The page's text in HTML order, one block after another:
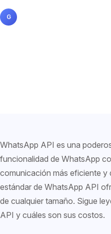
G
WhatsApp API es una
funcionalidad de WhatsApp
comunicación más eficiente y
estándar de WhatsApp API
de cualquier tamaño. Sigue
API y cuáles son sus costos.